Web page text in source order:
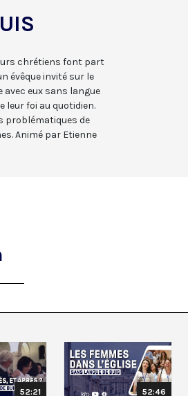
chrétiens font part
évêque invité sur le
avec eux sans langue
leur foi au quotidien.
problématiques de
Animé par Etienne
52:21 52:46